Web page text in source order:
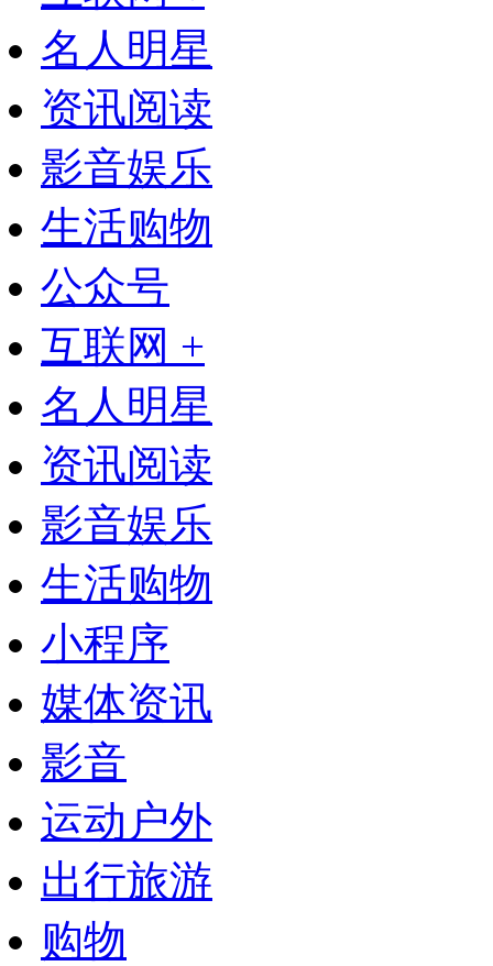
名人明星
资讯阅读
影音娱乐
生活购物
公众号
互联网 +
名人明星
资讯阅读
影音娱乐
生活购物
小程序
媒体资讯
影音
运动户外
出行旅游
购物